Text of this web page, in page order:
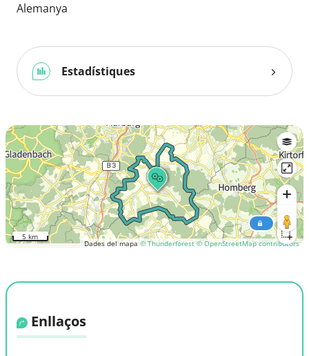
Alemanya
Estadístiques
Dades del mapa © Thunderforest © OpenStreetMap contributors
5 km
Enllaços